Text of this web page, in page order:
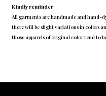
Kindly reminder
All garments are handmade and hand-
there will be slight variations in colors
those apparels of original color tend to